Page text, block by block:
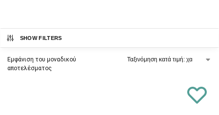
SHOW FILTERS
Εμφάνιση του μοναδικού
αποτελέσματος